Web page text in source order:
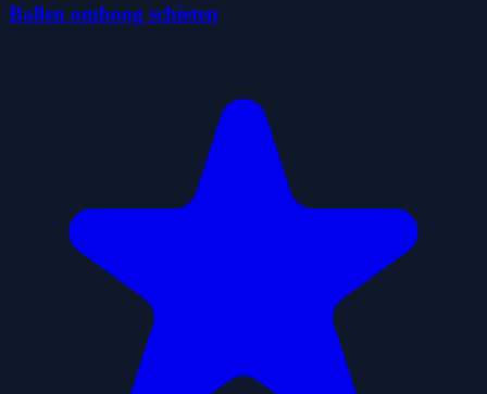
Ballen omhoog schieten